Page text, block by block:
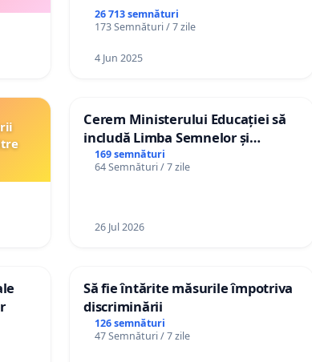
26 713 semnături
173 Semnături / 7 zile
4 Jun 2025
Cerem Ministerului Educației să
includă Limba Semnelor și
alfabetul Braille în școlile din
Republica Moldova!
169 semnături
64 Semnături / 7 zile
26 Jul 2026
Să fie întărite măsurile împotriva
discriminării
126 semnături
47 Semnături / 7 zile